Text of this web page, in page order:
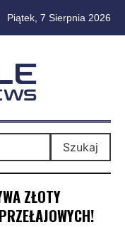
Piątek, 7 Sierpnia 2026
Szukaj
ZŁOTY